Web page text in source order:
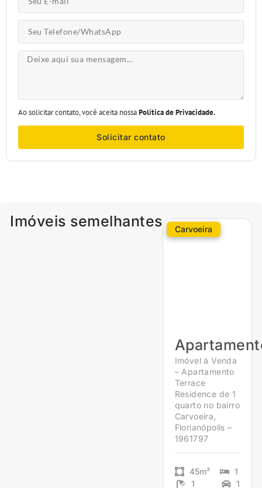
Ao solicitar contato, você aceita nossaPolítica de Privacidade.
Solicitar contato
Imóveis semelhantes Carvoeira
Imóvel á Venda
– Apartamento
Terrace
Residence de 1
quarto no bairro
Carvoeira,
Florianópolis –
1961797
45m²
1
1
1